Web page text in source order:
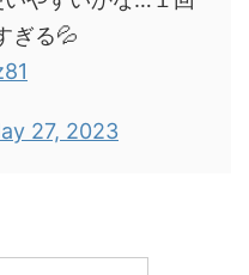
ぎる💦
27, 2023